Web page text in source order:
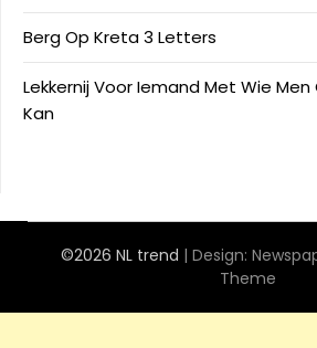
Berg Op Kreta 3 Letters
Lekkernij Voor Iemand Met Wie
Kan
©2026 NL trend | Design:
Theme